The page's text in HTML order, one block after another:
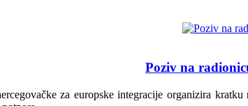
Poziv na
za europske integracije organizira